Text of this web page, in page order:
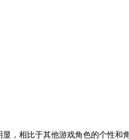
，相比于其他游戏角色的个性